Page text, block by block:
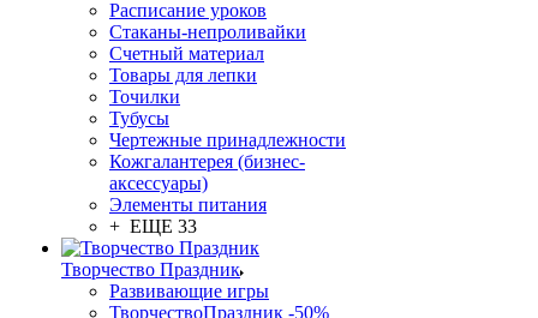
Расписание уроков
Стаканы-непроливайки
Счетный материал
Товары для лепки
Точилки
Тубусы
Чертежные принадлежности
Кожгалантерея (бизнес-
аксессуары)
Элементы питания
+ ЕЩЕ 33
Творчество Праздник
Развивающие игры
ТворчествоПраздник -50%